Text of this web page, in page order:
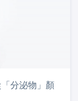
分泌物」顏